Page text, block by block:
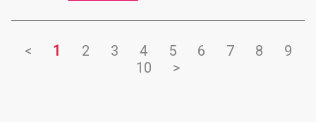
< 1 2 3 4 5 6 7 8
9
10
>